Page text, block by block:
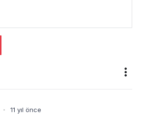
• 11 yıl önce